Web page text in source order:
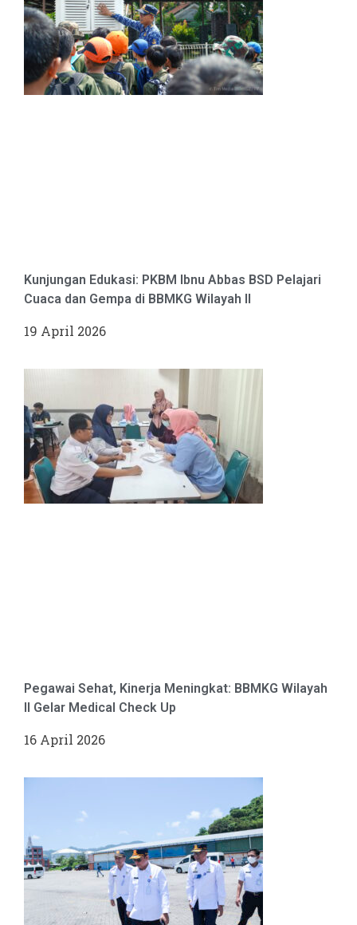
Kunjungan Edukasi: PKBM Ibnu Abbas BSD Pelajari
Cuaca dan Gempa di BBMKG Wilayah II
19 April 2026
Pegawai Sehat, Kinerja Meningkat: BBMKG Wilayah
II Gelar Medical Check Up
16 April 2026